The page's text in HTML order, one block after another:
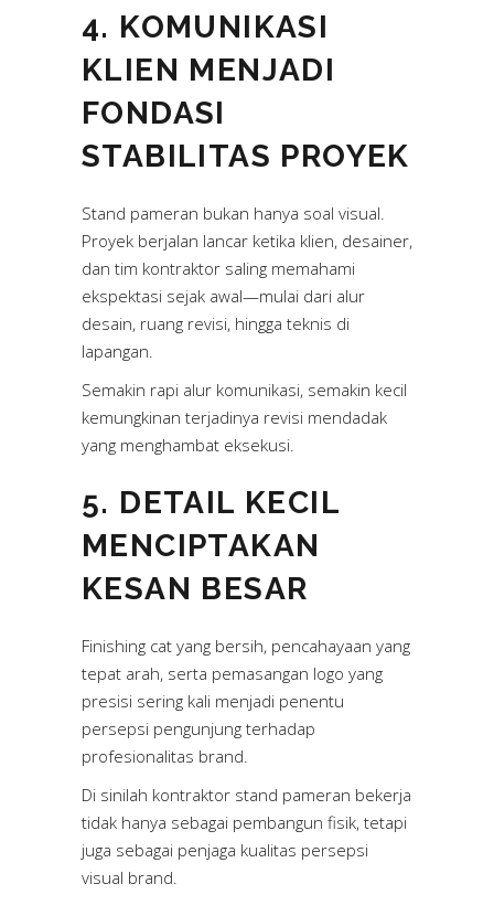
4. KOMUNIKASI
KLIEN MENJADI
FONDASI
STABILITAS PROYEK
Stand pameran bukan hanya soal visual.
Proyek berjalan lancar ketika klien, desainer,
dan tim kontraktor saling memahami
ekspektasi sejak awal—mulai dari alur
desain, ruang revisi, hingga teknis di
lapangan.
Semakin rapi alur komunikasi, semakin kecil
kemungkinan terjadinya revisi mendadak
yang menghambat eksekusi.
5. DETAIL KECIL
MENCIPTAKAN
KESAN BESAR
Finishing cat yang bersih, pencahayaan yang
tepat arah, serta pemasangan logo yang
presisi sering kali menjadi penentu
persepsi pengunjung terhadap
profesionalitas brand.
Di sinilah kontraktor stand pameran bekerja
tidak hanya sebagai pembangun fisik, tetapi
juga sebagai penjaga kualitas persepsi
visual brand.